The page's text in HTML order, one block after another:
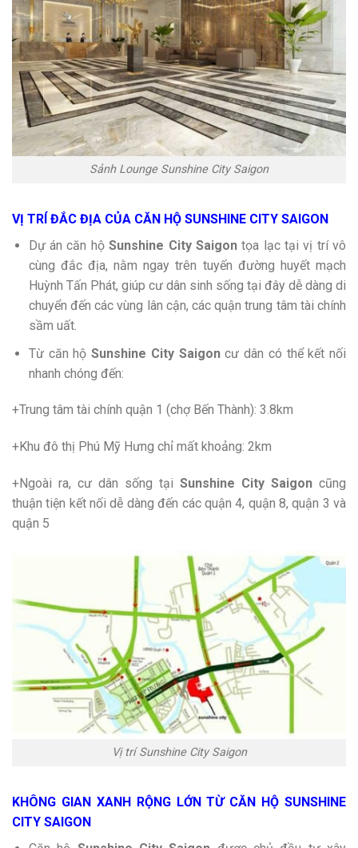
Sảnh Lounge Sunshine City Saigon
VỊ TRÍ ĐẮC ĐỊA CỦA CĂN HỘ SUNSHINE CITY SAIGON
Dự án căn hộSunshine City Saigontọa lạc tại vị trí vô
cùng đắc địa, nằm ngay trên tuyến đường huyết mạch
Huỳnh Tấn Phát, giúp cư dân sinh sống tại đây dễ dàng di
chuyển đến các vùng lân cận, các quận trung tâm tài chính
sầm uất.
Từ căn hộSunshine City Saigoncư dân có thể kết nối
nhanh chóng đến:
+Trung tâm tài chính quận 1 (chợ Bến Thành): 3.8km
+Khu đô thị Phú Mỹ Hưng chỉ mất khoảng: 2km
+Ngoài ra, cư dân sống tại Sunshine City Saigon cũng
thuận tiện kết nối dễ dàng đến các quận 4, quận 8, quận 3 và
quận 5
Vị trí Sunshine City Saigon
KHÔNG GIAN XANH RỘNG LỚN TỪ CĂN HỘ SUNSHINE
CITY SAIGON